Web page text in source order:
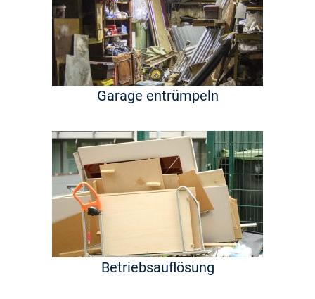
Garage entrümpeln
Betriebsauflösung